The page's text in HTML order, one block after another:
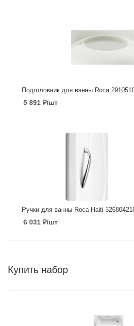
Подголовник для ванны Roca
5 891₽/шт
Ручки для ванны Roca Haiti
6 031₽/шт
Купить набор